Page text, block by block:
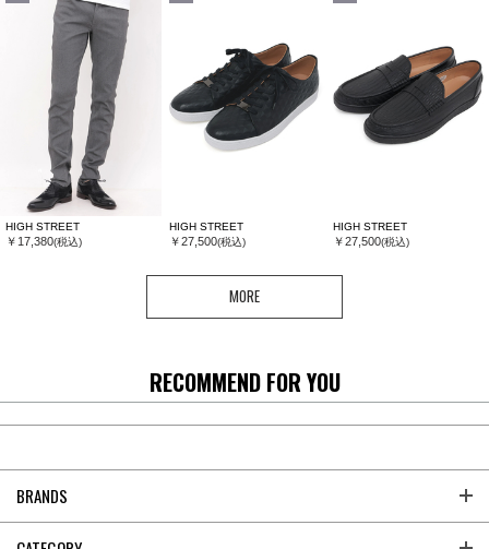
HIGH STREET
￥17,380(税込)
HIGH STREET
￥27,500(税込)
HIGH STREET
￥27,500(税込)
MORE
RECOMMEND FOR YOU
BRANDS